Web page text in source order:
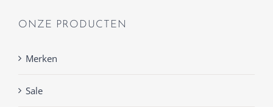
ONZE PRODUCTEN
Merken
Sale